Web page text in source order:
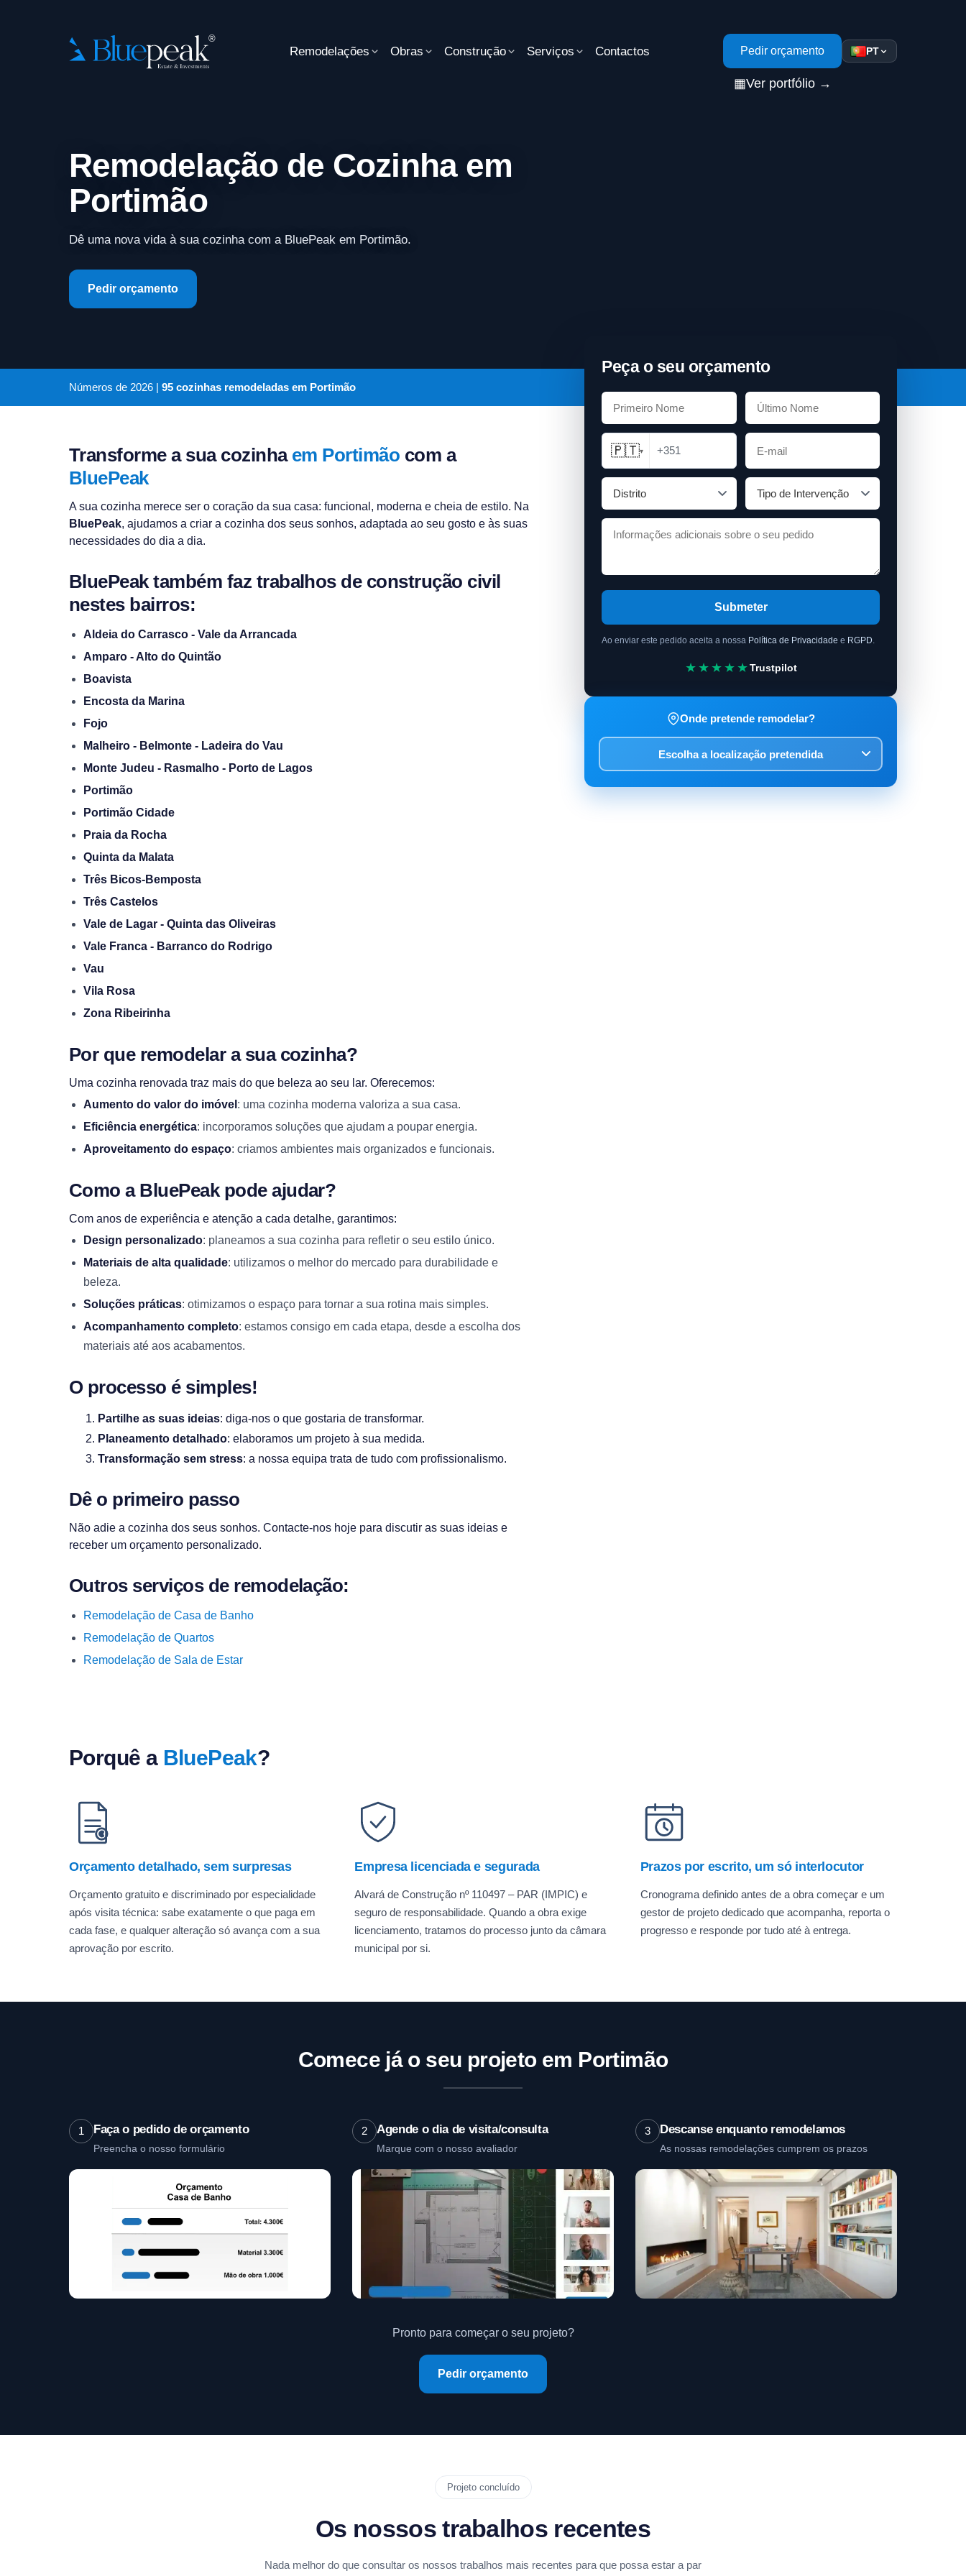
Remodelações Obras Construção Serviços Contactos Pedir orçamento
▦Ver portfólio →
PT
Remodelação de Cozinha em
Portimão
Dê uma nova vida à sua cozinha com a BluePeak em Portimão.
Pedir orçamento
Números de 2026 | 95 cozinhas remodeladas em Portimão
Transforme a sua cozinha em Portimão com a
BluePeak
A sua cozinha merece ser o coração da sua casa: funcional, moderna e cheia de estilo. Na
BluePeak, ajudamos a criar a cozinha dos seus sonhos, adaptada ao seu gosto e às suas
necessidades do dia a dia.
BluePeak também faz trabalhos de construção civil
nestes bairros:
Aldeia do Carrasco - Vale da Arrancada
Amparo - Alto do Quintão
Boavista
Encosta da Marina
Fojo
Malheiro - Belmonte - Ladeira do Vau
Monte Judeu - Rasmalho - Porto de Lagos
Portimão
Portimão Cidade
Praia da Rocha
Quinta da Malata
Três Bicos-Bemposta
Três Castelos
Vale de Lagar - Quinta das Oliveiras
Vale Franca - Barranco do Rodrigo
Vau
Vila Rosa
Zona Ribeirinha
Por que remodelar a sua cozinha?
Uma cozinha renovada traz mais do que beleza ao seu lar. Oferecemos:
Aumento do valor do imóvel : uma cozinha moderna valoriza a sua casa.
Eficiência energética: incorporamos soluções que ajudam a poupar energia.
Aproveitamento do espaço: criamos ambientes mais organizados e funcionais.
Como a BluePeak pode ajudar?
Com anos de experiência e atenção a cada detalhe, garantimos:
Design personalizado: planeamos a sua cozinha para refletir o seu estilo único.
Materiais de alta qualidade: utilizamos o melhor do mercado para durabilidade e
beleza.
Soluções práticas: otimizamos o espaço para tornar a sua rotina mais simples.
Acompanhamento completo: estamos consigo em cada etapa, desde a escolha dos
materiais até aos acabamentos.
O processo é simples!
Partilhe as suas ideias: diga-nos o que gostaria de transformar.
Planeamento detalhado: elaboramos um projeto à sua medida.
Transformação sem stress: a nossa equipa trata de tudo com profissionalismo.
Dê o primeiro passo
Não adie a cozinha dos seus sonhos. Contacte-nos hoje para discutir as suas ideias e
receber um orçamento personalizado.
Outros serviços de remodelação:
Remodelação de Casa de Banho
Remodelação de Quartos
Remodelação de Sala de Estar
Peça o seu orçamento
🇵🇹▾ +351
Submeter
Ao enviar este pedido aceita a nossa Política de Privacidade e RGPD
★★★★★Trustpilot
Onde pretende remodelar?
Porquê a BluePeak?
Orçamento detalhado, sem surpresas
Orçamento gratuito e discriminado por especialidade
após visita técnica: sabe exatamente o que paga em
cada fase, e qualquer alteração só avança com a sua
aprovação por escrito.
Empresa licenciada e segurada
Alvará de Construção nº 110497 – PAR (IMPIC) e
seguro de responsabilidade. Quando a obra exige
licenciamento, tratamos do processo junto da câmara
municipal por si.
Prazos por escrito, um só interlocutor
Cronograma definido antes de a obra começar e um
gestor de projeto dedicado que acompanha, reporta o
progresso e responde por tudo até à entrega.
Comece já o seu projeto em Portimão
1 Faça o pedido de orçamento
Preencha o nosso formulário
2 Agende o dia de visita/consulta
Marque com o nosso avaliador
3 Descanse enquanto remodelamos
As nossas remodelações cumprem os prazos
Pronto para começar o seu projeto?
Pedir orçamento
Projeto concluído
Os nossos trabalhos recentes
Nada melhor do que consultar os nossos trabalhos mais recentes para que possa estar a par